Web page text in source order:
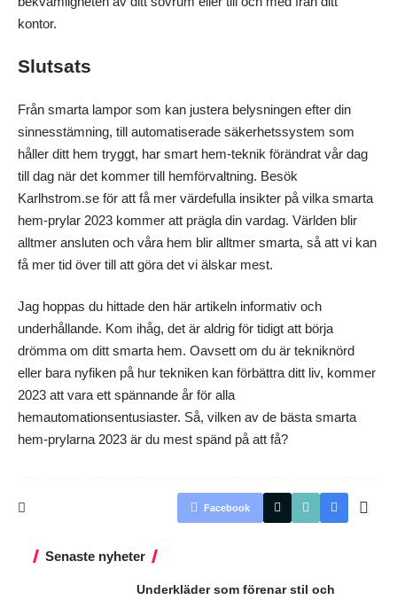
kontor.
Slutsats
Från smarta lampor som kan justera belysningen efter din
sinnesstämning, till automatiserade säkerhetssystem som
håller ditt hem tryggt, har smart hem-teknik förändrat vår dag
till dag när det kommer till hemförvaltning. Besök
Karlhstrom.se för att få mer värdefulla insikter på vilka smarta
hem-prylar 2023 kommer att prägla din vardag. Världen blir
alltmer ansluten och våra hem blir alltmer smarta, så att vi kan
få mer tid över till att göra det vi älskar mest.
Jag hoppas du hittade den här artikeln informativ och
underhållande. Kom ihåg, det är aldrig för tidigt att börja
drömma om ditt smarta hem. Oavsett om du är tekniknörd
eller bara nyfiken på hur tekniken kan förbättra ditt liv, kommer
2023 att vara ett spännande år för alla
hemautomationsentusiaster. Så, vilken av de bästa smarta
hem-prylarna 2023 är du mest spänd på att få?
Facebook
Senaste nyheter
Underkläder som förenar stil och